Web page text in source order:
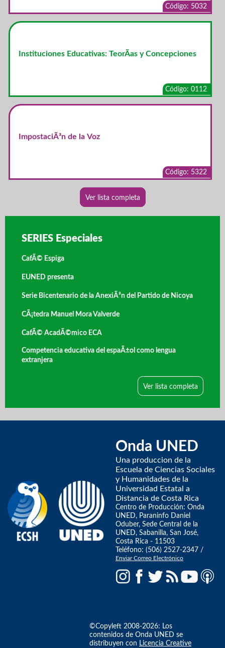
Código: 5032
Instituciones Educativas: TeorÃ­as y Concepciones
Código: 0112
ImpostaciÃ³n de la Voz
Código: 5322
Ver lista completa
SERIES Especiales
CafÃ© Espiga
EUNED presenta
Serie Bicentenario de la AnexiÃ³n del Partido de Nicoya
CÃ¡tedra Manuel Mora Valverde
CafÃ© AcadÃ©mico ECA
Competencia educativa del espaÃ±ol como lengua
extranjera
Ver lista completa
Onda UNED
Una produccion de la
Escuela de Ciencias Sociales
y Humanidades de la
Universidad Estatal a
Distancia de Costa Rica
Centro de Producción: Onda
UNED, Paraninfo Daniel
Oduber, Sede Central de la
UNED, Sabanilla, San José,
Costa Rica - 11503
Teléfono: (506) 2527-2347 /
Enviar Correo Electrónico
©Copyleft 2008-2026: Los
contenidos de Onda UNED se
distribuyen con Licencia Creative